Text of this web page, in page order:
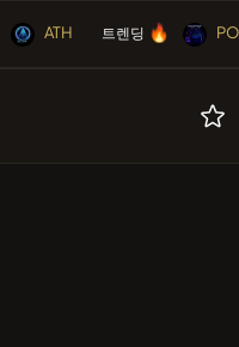
ATH 트렌딩 🔥
🔥
🔥
🔥